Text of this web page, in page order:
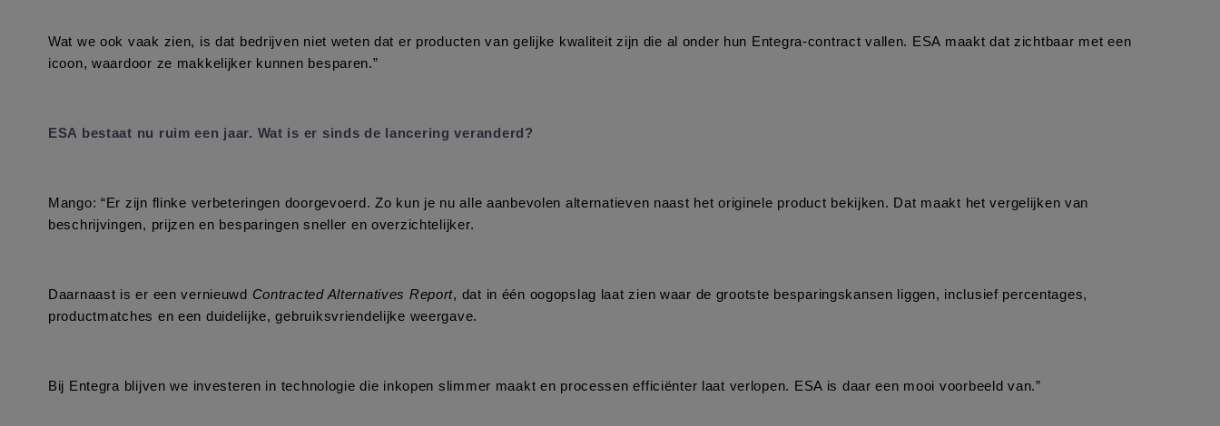
Wat we ook vaak zien, is dat bedrijven niet weten dat er producten van gelijke kwaliteit zijn die al onder hun Entegra-contract vallen. ESA maakt dat zichtbaar met een
icoon, waardoor ze makkelijker kunnen besparen.”
ESA bestaat nu ruim een jaar. Wat is er sinds de lancering veranderd?
Mango: “Er zijn flinke verbeteringen doorgevoerd. Zo kun je nu alle aanbevolen alternatieven naast het originele product bekijken. Dat maakt het vergelijken van
beschrijvingen, prijzen en besparingen sneller en overzichtelijker.
Daarnaast is er een vernieuwd Contracted Alternatives Report, dat in één oogopslag laat zien waar de grootste besparingskansen liggen, inclusief percentages,
productmatches en een duidelijke, gebruiksvriendelijke weergave.
Bij Entegra blijven we investeren in technologie die inkopen slimmer maakt en processen efficiënter laat verlopen. ESA is daar een mooi voorbeeld van.”